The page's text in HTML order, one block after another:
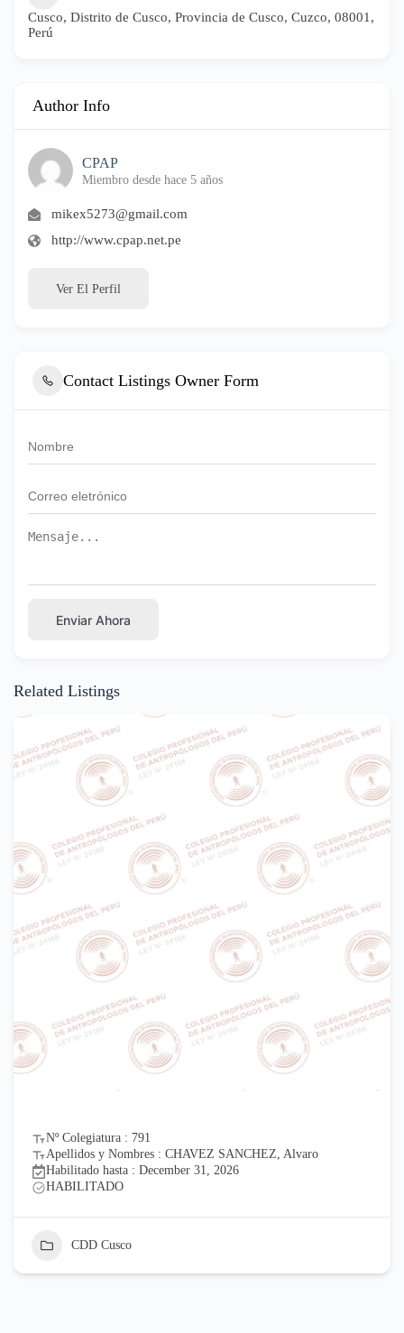
Cusco, Distrito de Cusco, Provincia de Cusco, Cuzco, 08001,
Perú
Author Info
CPAP
Miembro desde hace 5 años
mikex5273@gmail.com
http://www.cpap.net.pe
Ver El Perfil
Contact Listings Owner Form
Enviar Ahora
Related Listings
Nº Colegiatura : 791
Apellidos y Nombres : CHAVEZ SANCHEZ, Alvaro
Habilitado hasta : December 31, 2026
HABILITADO
CDD Cusco